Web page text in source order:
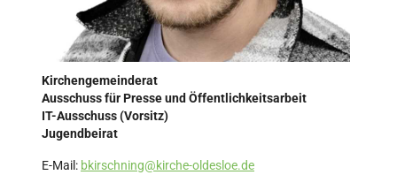
Kirchengemeinderat
Ausschuss für Presse und Öffentlichkeitsarbeit
IT-Ausschuss (Vorsitz)
Jugendbeirat
E-Mail: bkirschning@kirche-oldesloe.de